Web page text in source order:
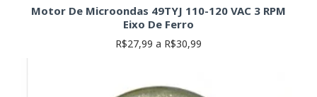
Motor De Microondas 49TYJ 110-120 VAC 3 RPM
Eixo De Ferro
R$27,99 a R$30,99